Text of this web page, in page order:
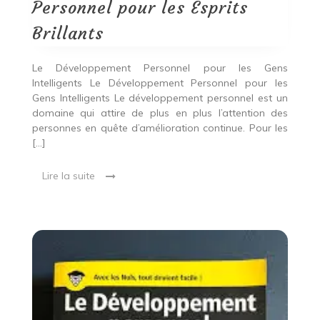
Personnel pour les Esprits
Brillants
Le Développement Personnel pour les Gens
Intelligents Le Développement Personnel pour les
Gens Intelligents Le développement personnel est un
domaine qui attire de plus en plus l’attention des
personnes en quête d’amélioration continue. Pour les
[…]
Lire la suite